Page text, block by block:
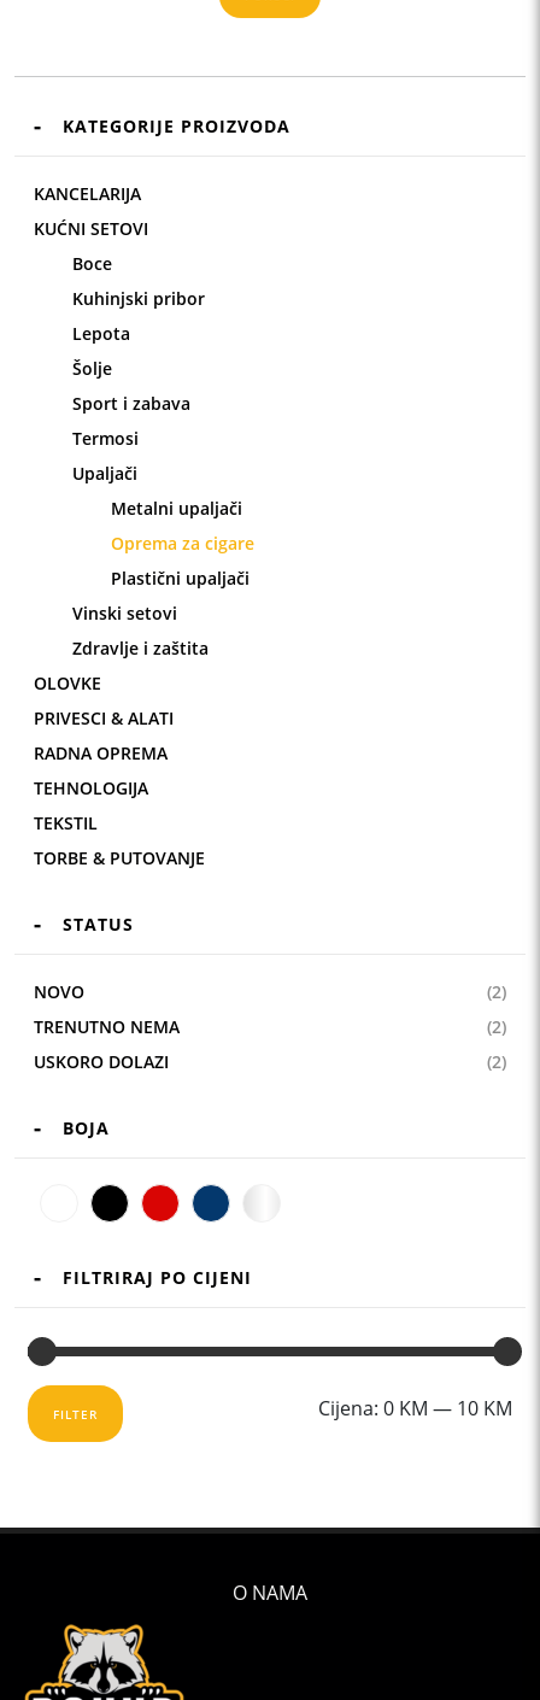
KATEGORIJE PROIZVODA
KANCELARIJA
KUĆNI SETOVI
Boce
Kuhinjski pribor
Lepota
Šolje
Sport i zabava
Termosi
Upaljači
Metalni upaljači
Oprema za cigare
Plastični upaljači
Vinski setovi
Zdravlje i zaštita
OLOVKE
PRIVESCI & ALATI
RADNA OPREMA
TEHNOLOGIJA
TEKSTIL
TORBE & PUTOVANJE
STATUS
NOVO
(2)
TRENUTNO NEMA
(2)
USKORO DOLAZI
(2)
BOJA
FILTRIRAJ PO CIJENI
FILTER Cijena: 0 KM — 10 KM
O NAMA